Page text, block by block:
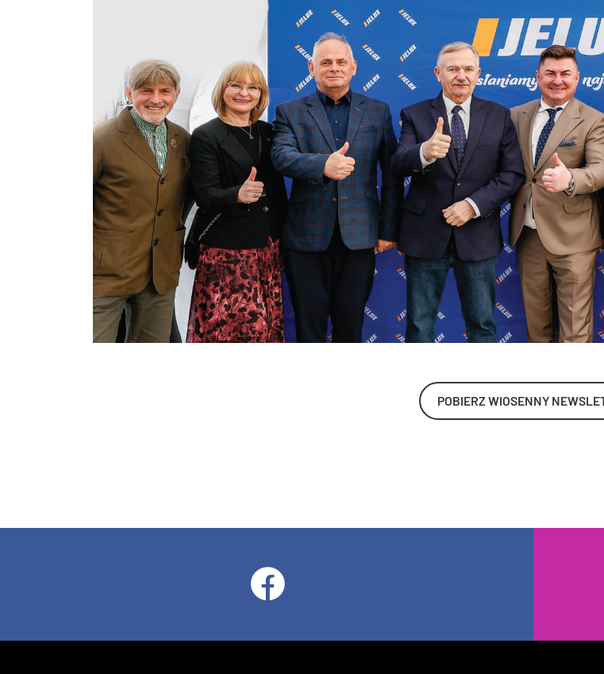
POBIERZ WIOSENNY